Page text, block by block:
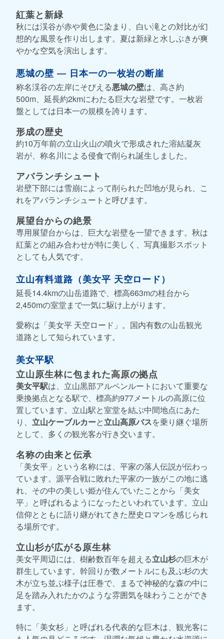
紅葉と新緑
秋には渓谷が赤や黄色に染まり、白い滝との対比が幻
想的な風景を作り出します。夏は新緑と水しぶきが爽
やかな空気を演出します。
悪城の壁 ― 日本一の一枚岩の断崖
称名渓谷の左岸にそびえる悪城の壁は、高さ約
500m、延長約2kmにわたる巨大な岩壁です。一枚岩
盤としては日本一の規模を誇ります。
形成の歴史
約10万年前の立山火山の噴火で形成された溶結凝灰
岩が、称名川による侵食で削られ誕生しました。
アバランチシュート
岩壁下部には雪崩によって削られた凹地が見られ、こ
れをアバランチシュートと呼びます。
展望台からの絶景
専用展望台からは、巨大な岩壁を一望できます。秋は
紅葉との組み合わせが特に美しく、写真撮影スポット
としても人気です。
立山有料道路（美女平 天空ロード）
延長14.4kmの山岳道路で、標高663mの桂台から
2,450mの室堂まで一気に駆け上がります。
愛称は「美女平 天空ロード」。国内有数の山岳観光
道路として知られています。
美女平駅
立山原生林に包まれた高原の拠点
美女平駅は、立山黒部アルペンルートにおいて重要な
乗換拠点となる駅で、標高約977メートルの高原に位
置しています。立山駅と室堂を結ぶ中間地点にあた
り、 立山ケーブルカーと立山高原バスを乗り継ぐ場所
として、多くの観光客が行き交います。
名称の由来と伝承
「美女平」という名称には、平家の落人伝説が伝わっ
ています。源平合戦に敗れた平家の一族がこの地に逃
れ、その中の美しい姫が住んでいたことから「美女
平」と呼ばれるようになったといわれています。立山
信仰とともに語り継がれてきた歴史ロマンを感じられ
る場所です。
立山杉が広がる原生林
美女平周辺には、樹齢数百年を超える立山杉の巨木が
群生しています。幹回りが数メートルにも及ぶ杉の大
木が立ち並ぶ様子は圧巻で、まるで神秘的な森の中に
足を踏み入れたかのような雰囲気を味わうことができ
ます。
特に「美女杉」と呼ばれる代表的な巨木は、観光客に